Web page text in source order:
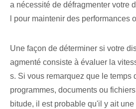
a nécessité de défragmenter votre
l pour maintenir des performances
Une façon de déterminer si votre
agmenté consiste à évaluer la
s. Si vous remarquez que le temps
programmes, documents ou
bitude, il est probable qu'il y ait